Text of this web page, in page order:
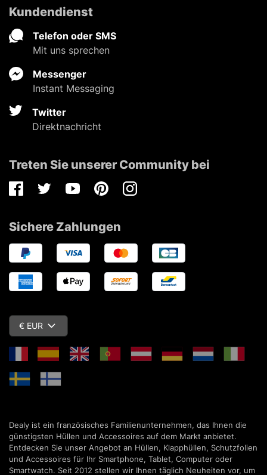
Kundendienst
Telefon oder SMS
Mit uns sprechen
Messenger
Instant Messaging
Twitter
Direktnachricht
Treten Sie unserer Community bei
FacebookTwitterYoutubePinterestInstagram
Sichere Zahlungen
€ EUR
Dealy ist ein französisches Familienunternehmen, das Ihnen die
günstigsten Hüllen und Accessoires auf dem Markt anbietet.
Entdecken Sie unser Angebot an Hüllen, Klapphüllen, Schutzfolien
und Accessoires für Ihr Smartphone, Tablet, Computer oder
Smartwatch. Seit 2012 stellen wir Ihnen täglich Neuheiten vor, um